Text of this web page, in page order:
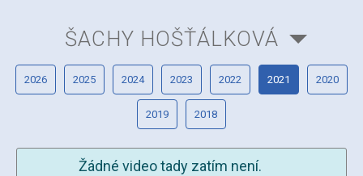
ŠACHY HOŠŤÁLKOVÁ
2026 2025 2024 2023 2022 2021 2020
2019 2018
Žádné video tady zatím není.